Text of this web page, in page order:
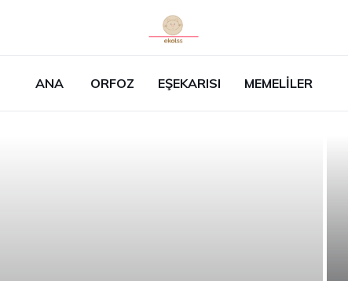
ANA ORFOZ EŞEKARISI MEMELILER